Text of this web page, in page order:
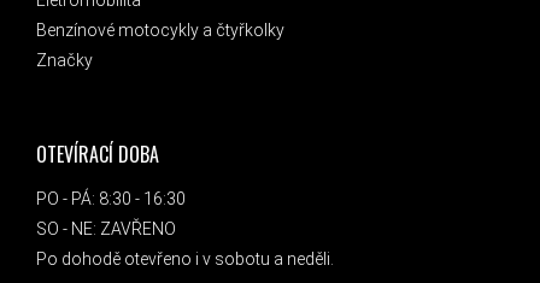
Benzínové motocykly a čtyřkolky
Značky
OTEVÍRACÍ DOBA
PO - PÁ: 8:30 - 16:30
SO - NE: ZAVŘENO
Po dohodě otevřeno i v sobotu a neděli.